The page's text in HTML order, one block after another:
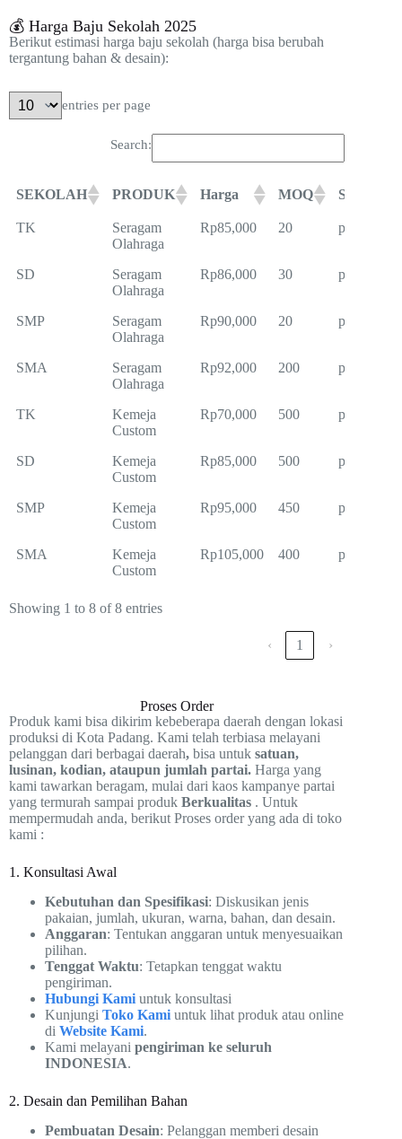
💰 Harga Baju Sekolah 2025
Berikut estimasi harga baju sekolah (harga bisa berubah
tergantung bahan & desain):
entries per page
Search:
SEKOLAH PRODUK Harga MOQ
Satuan
SEKOLAH
PRODUK Harga MOQ Satuan
TK
Seragam
Olahraga
Rp85,000 20 pcs
SD
Seragam
Olahraga
Rp86,000 30 pcs
SMP
Seragam
Olahraga
Rp90,000 20 pcs
SMA
Seragam
Olahraga
Rp92,000 200 pcs
TK
Kemeja
Custom
Rp70,000 500 pcs
SD
Kemeja
Custom
Rp85,000 500 pcs
SMP
Kemeja
Custom
Rp95,000 450 pcs
SMA
Kemeja
Custom
Rp105,000 400 pcs
Showing 1 to 8 of 8 entries
‹ 1 ›
Proses Order
Produk kami bisa dikirim kebeberapa daerah dengan lokasi
produksi di Kota Padang. Kami telah terbiasa melayani
pelanggan dari berbagai daerah, bisa untuk satuan,
lusinan, kodian, ataupun jumlah partai. Harga yang
kami tawarkan beragam, mulai dari kaos kampanye partai
yang termurah sampai produk Berkualitas . Untuk
mempermudah anda, berikut Proses order yang ada di toko
kami :
1. Konsultasi Awal
Kebutuhan dan Spesifikasi: Diskusikan jenis
pakaian, jumlah, ukuran, warna, bahan, dan desain.
Anggaran: Tentukan anggaran untuk menyesuaikan
pilihan.
Tenggat Waktu: Tetapkan tenggat waktu
pengiriman.
Hubungi Kami untuk konsultasi
Kunjungi Toko Kami untuk lihat produk atau online
di Website Kami.
Kami melayani pengiriman ke seluruh
INDONESIA.
2. Desain dan Pemilihan Bahan
Pembuatan Desain: Pelanggan memberi desain